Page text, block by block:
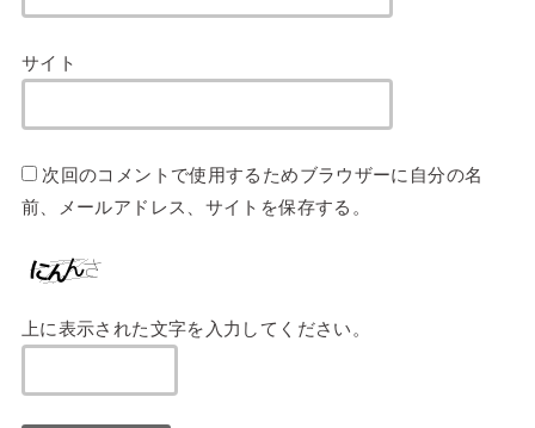
サイト
次回のコメントで使用するためブラウザーに自分の名
前、メールアドレス、サイトを保存する。
上に表示された文字を入力してください。